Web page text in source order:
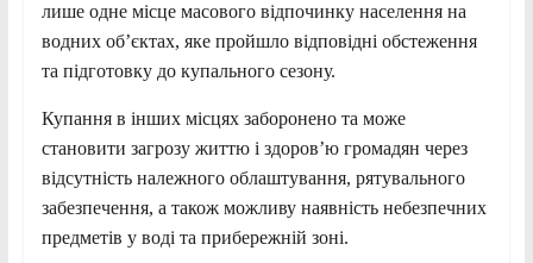
лише одне місце масового відпочинку населення на
водних об’єктах, яке пройшло відповідні обстеження
та підготовку до купального сезону.
Купання в інших місцях заборонено та може
становити загрозу життю і здоров’ю громадян через
відсутність належного облаштування, рятувального
забезпечення, а також можливу наявність небезпечних
предметів у воді та прибережній зоні.